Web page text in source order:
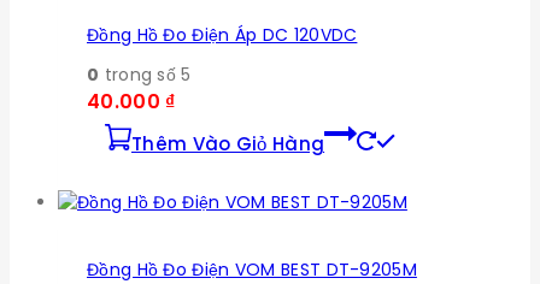
Đồng Hồ Đo Điện Áp DC 120VDC
0 trong số 5
40.000 ₫
Thêm Vào Giỏ Hàng
Đồng Hồ Đo Điện VOM BEST DT-9205M